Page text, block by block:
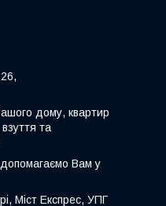
дому, квартир
та
Вам у
Міст Експрес, УПГ